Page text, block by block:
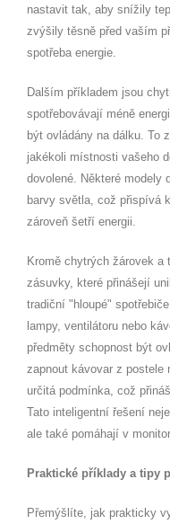
nastavit tak, aby snížily
zvýšily těsně před vaším
spotřeba energie.
Dalším příkladem jsou
spotřebovávají méně
být ovládány na dálku. To
jakékoli místnosti vašeho
dovolené. Některé modely
barvy světla, což přispívá
zároveň šetří energii.
Kromě chytrých žárovek
zásuvky, které přinášejí
tradiční "hloupé"
lampy, ventilátoru nebo
předměty schopnost být
zapnout kávovar z postele
určitá podmínka, což
Tato inteligentní řešení
ale také pomáhají v
Praktické příklady a tipy
Přemýšlíte, jak prakticky